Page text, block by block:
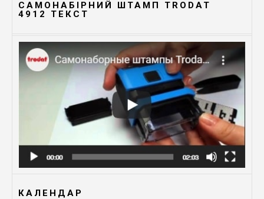
САМОНАБІРНИЙ ШТАМП TRODAT
4912 TЕКСТ
КАЛЕНДАР